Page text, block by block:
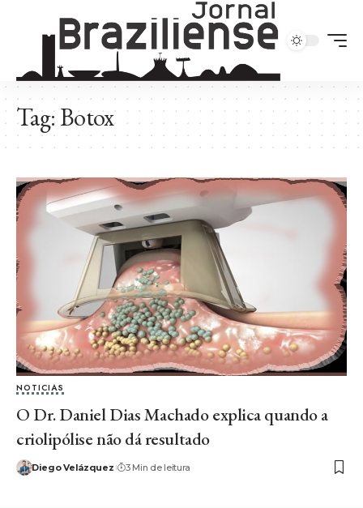
Tag:Botox
NOTICIAS
O Dr. Daniel Dias Machado explica quando a
criolipólise não dá resultado
Diego Velázquez 3 Min de leitura